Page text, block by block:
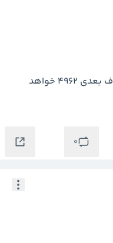
0